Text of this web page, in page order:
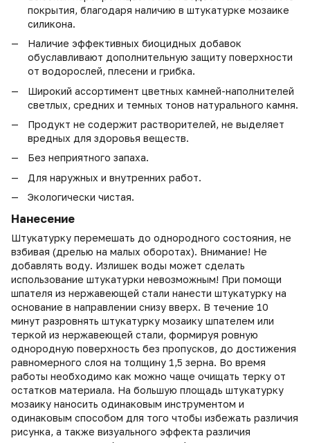
покрытия, благодаря наличию в штукатурке мозаике
силикона.
Наличие эффективных биоцидных добавок
обуславливают дополнительную защиту поверхности
от водорослей, плесени и грибка.
Широкий ассортимент цветных камней-наполнителей
светлых, средних и темных тонов натурального камня.
Продукт не содержит растворителей, не выделяет
вредных для здоровья веществ.
Без неприятного запаха.
Для наружных и внутренних работ.
Экологически чистая.
Нанесение
Штукатурку перемешать до однородного состояния, не
взбивая (дрелью на малых оборотах). Внимание! Не
добавлять воду. Излишек воды может сделать
использование штукатурки невозможным! При помощи
шпателя из нержавеющей стали нанести штукатурку на
основание в направлении снизу вверх. В течение 10
минут разровнять штукатурку мозаику шпателем или
теркой из нержавеющей стали, формируя ровную
однородную поверхность без пропусков, до достижения
равномерного слоя на толщину 1,5 зерна. Во время
работы необходимо как можно чаще очищать терку от
остатков материала. На большую площадь штукатурку
мозаику наносить одинаковым инструментом и
одинаковым способом для того чтобы избежать различия
рисунка, а также визуального эффекта различия